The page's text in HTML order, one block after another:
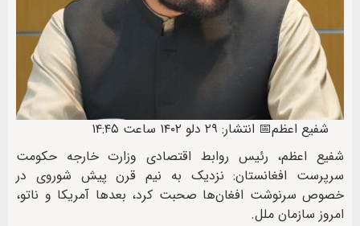
شفیع اعظم📅 انتشار: ۲۹ دلو ۱۴۰۲ ساعت ۱۴:۴۵
شفیع اعظم، رئیس روابط اقتصادی وزارت خارجه حکومت
سرپرست افغانستان: نزدیک به نیم قرن پیش شوروی در
خصوص سرنوشت افغان‌ها صحبت کرد، بعدها آمريکا و ناتو،
امروز سازمان ملل.